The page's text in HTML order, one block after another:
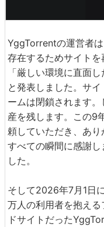
YggTorrentの運営者
存在するためサイトを
「厳しい環境に直面
と発表しました。サ
ームは閉鎖されます
産を残します。この9
頼していただき、あ
すべての瞬間に感謝
した。
そして2026年7月1日
万人の利用者を抱え
ドサイトだった